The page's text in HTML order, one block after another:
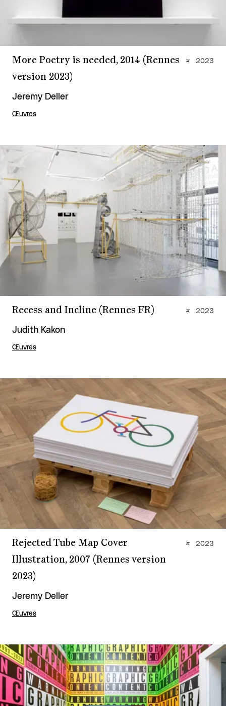
More Poetry is needed, 2014 (Rennes
version 2023)
Jeremy Deller
Œuvres
2023
Recess and Incline (Rennes FR)
Judith Kakon
Œuvres
2023
Rejected Tube Map Cover
Illustration, 2007 (Rennes version
2023)
Jeremy Deller
Œuvres
2023